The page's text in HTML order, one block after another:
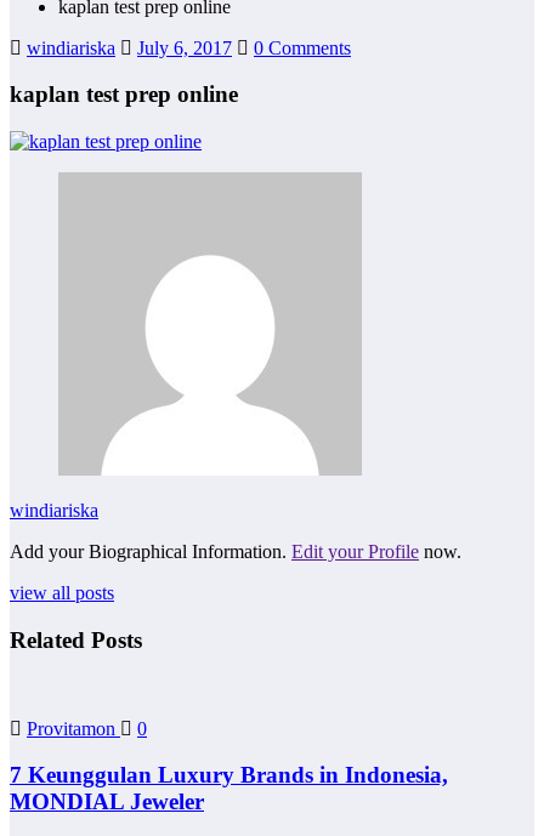
kaplan test prep online
windiariska
July 6, 2017 0 Comments
kaplan test prep online
windiariska
Add your Biographical Information. Edit your Profile now.
view all posts
Related Posts
Provitamon 0
7 Keunggulan Luxury Brands in Indonesia,
MONDIAL Jeweler